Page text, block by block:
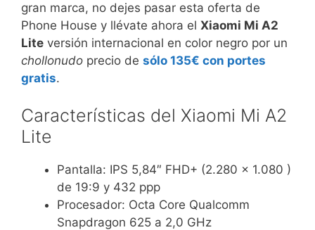
gran marca, no dejes pasar esta oferta de
Phone House y llévate ahora el Xiaomi Mi A2
Lite versión internacional en color negro por un
chollonudo precio de sólo 135€ con portes
gratis.
Características del Xiaomi Mi A2
Lite
Pantalla: IPS 5,84″ FHD+ (2.280 x 1.080 )
de 19:9 y 432 ppp
Procesador: Octa Core Qualcomm
Snapdragon 625 a 2,0 GHz